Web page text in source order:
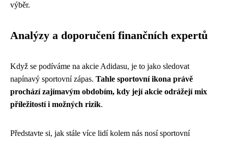
výběr.
Analýzy a doporučení finančních expertů
Když se podíváme na akcie Adidasu, je to jako sledovat
napínavý sportovní zápas. Tahle sportovní ikona právě
prochází zajímavým obdobím, kdy její akcie odrážejí mix
příležitostí i možných rizik.
Představte si, jak stále více lidí kolem nás nosí sportovní